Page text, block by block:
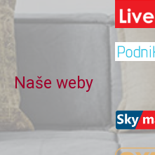
Naše weby